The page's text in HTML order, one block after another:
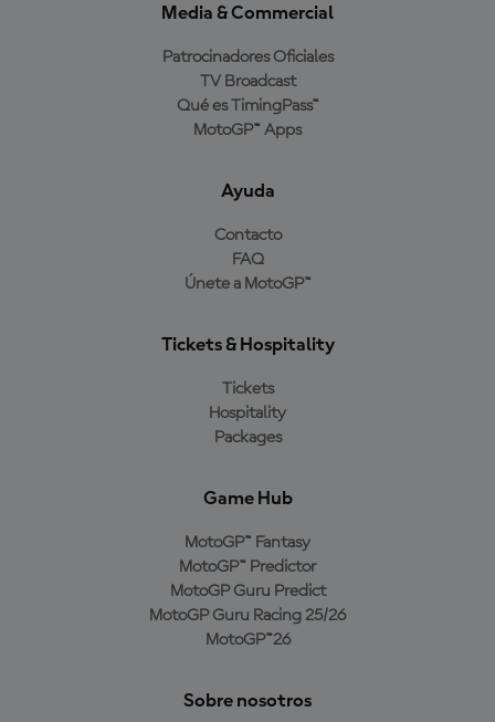
Media & Commercial
Patrocinadores Oficiales
TV Broadcast
Qué es TimingPass™
MotoGP™ Apps
Ayuda
Contacto
FAQ
Únete a MotoGP™
Tickets & Hospitality
Tickets
Hospitality
Packages
Game Hub
MotoGP™ Fantasy
MotoGP™ Predictor
MotoGP Guru Predict
MotoGP Guru Racing 25/26
MotoGP™26
Sobre nosotros